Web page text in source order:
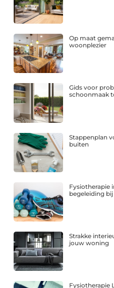
Op maat
woonplezier
Gids voor
schoonmaak
Stappenplan
buiten
Fysiotherapie
begeleiding
Strakke
jouw woning
Fysiotherapie